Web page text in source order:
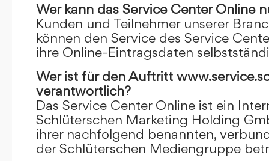
Wer kann das Service Center Online
Kunden und Teilnehmer unserer
können den Service des Service
ihre Online-Eintragsdaten
Wer ist für den Auftritt
verantwortlich?
Das Service Center Online ist ein
Schlüterschen Marketing Holding
ihrer nachfolgend benannten,
der Schlüterschen Mediengruppe